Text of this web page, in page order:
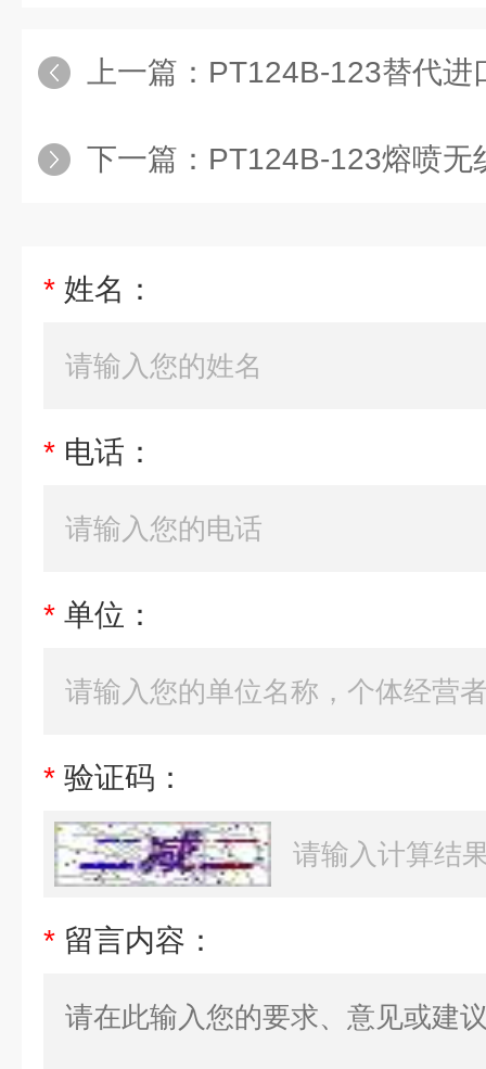
上一篇： PT124B-123替代进口
下一篇： PT124B-123熔喷无
* 姓名：
* 电话：
* 单位：
* 验证码：
* 留言内容：